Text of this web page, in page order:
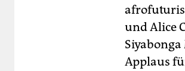
und Alice
Applaus